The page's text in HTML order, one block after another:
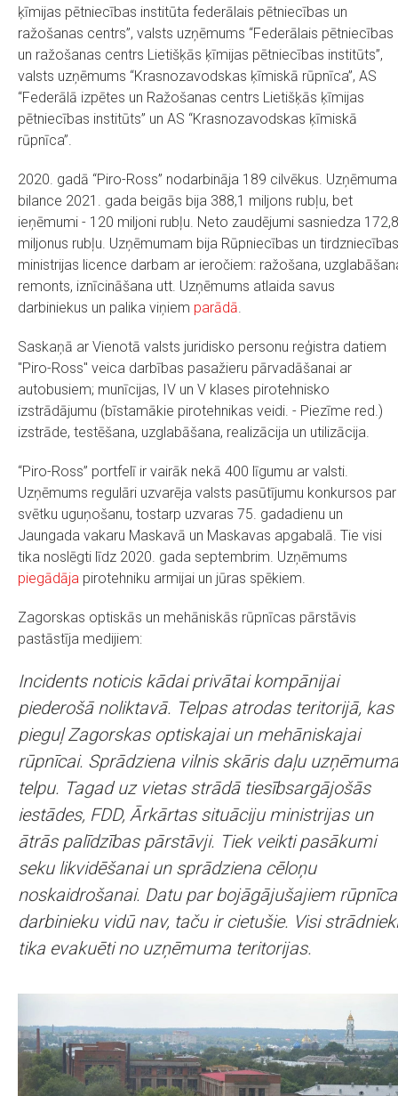
ķīmijas pētniecības institūta federālais pētniecības un
ražošanas centrs”, valsts uzņēmums “Federālais pētniecības
un ražošanas centrs Lietišķās ķīmijas pētniecības institūts”,
valsts uzņēmums “Krasnozavodskas ķīmiskā rūpnīca”, AS
“Federālā izpētes un Ražošanas centrs Lietišķās ķīmijas
pētniecības institūts” un AS “Krasnozavodskas ķīmiskā
rūpnīca”.
2020. gadā “Piro-Ross” nodarbināja 189 cilvēkus. Uzņēmuma
bilance 2021. gada beigās bija 388,1 miljons rubļu, bet
ieņēmumi - 120 miljoni rubļu. Neto zaudējumi sasniedza 172,8
miljonus rubļu. Uzņēmumam bija Rūpniecības un tirdzniecības
ministrijas licence darbam ar ieročiem: ražošana,
remonts, iznīcināšana utt. Uzņēmums atlaida savus
darbiniekus un palika viņiem parādā.
Saskaņā ar Vienotā valsts juridisko personu reģistra datiem
"Piro-Ross" veica darbības pasažieru pārvadāšanai ar
autobusiem; munīcijas, IV un V klases pirotehnisko
izstrādājumu (bīstamākie pirotehnikas veidi. - Piezīme red.)
izstrāde, testēšana, uzglabāšana, realizācija un utilizācija.
“Piro-Ross” portfelī ir vairāk nekā 400 līgumu ar valsti.
Uzņēmums regulāri uzvarēja valsts pasūtījumu konkursos par
svētku uguņošanu, tostarp uzvaras 75. gadadienu un
Jaungada vakaru Maskavā un Maskavas apgabalā. Tie visi
tika noslēgti līdz 2020. gada septembrim. Uzņēmums
piegādāja pirotehniku armijai un jūras spēkiem.
Zagorskas optiskās un mehāniskās rūpnīcas pārstāvis
pastāstīja medijiem:
Incidents noticis kādai privātai kompānijai
piederošā noliktavā. Telpas atrodas teritorijā, kas
pieguļ Zagorskas optiskajai un mehāniskajai
rūpnīcai. Sprādziena vilnis skāris daļu uzņēmuma
telpu. Tagad uz vietas strādā tiesībsargājošās
iestādes, FDD, Ārkārtas situāciju ministrijas un
ātrās palīdzības pārstāvji. Tiek veikti pasākumi
seku likvidēšanai un sprādziena cēloņu
noskaidrošanai. Datu par bojāgājušajiem
darbinieku vidū nav, taču ir cietušie. Visi strādnieki
tika evakuēti no uzņēmuma teritorijas.